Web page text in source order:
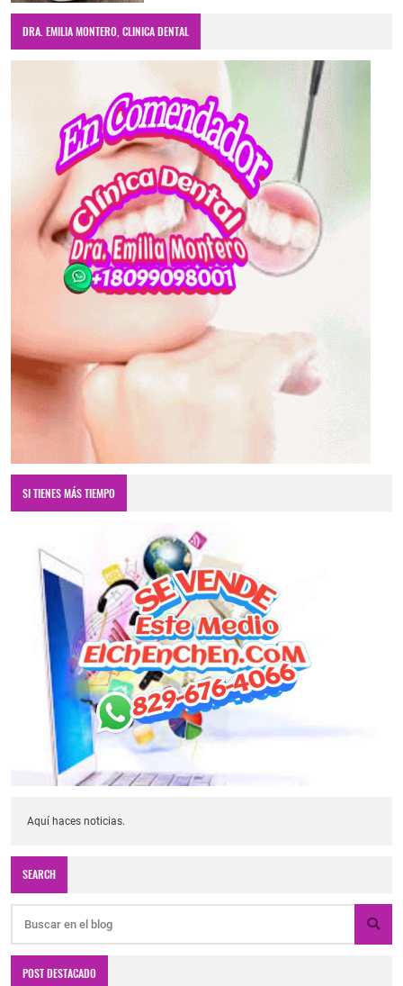
DRA. EMILIA MONTERO, CLINICA DENTAL
SI TIENES MÁS TIEMPO
Aquí haces noticias.
SEARCH
POST DESTACADO